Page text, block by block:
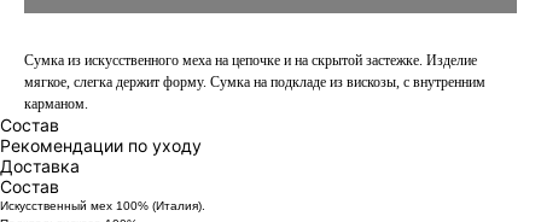
Сумка из искусственного меха на цепочке и на скрытой застежке. Изделие
мягкое, слегка держит форму. Сумка на подкладе из вискозы, с внутренним
карманом.
Состав
Рекомендации по уходу
Доставка
Состав
Искусственный мех 100% (Италия).